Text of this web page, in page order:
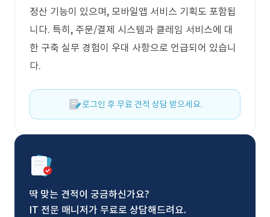
정산 기능이 있으며, 모바일앱 서비스 기획도 포함됩
니다. 특히, 주문/결제 시스템과 클레임 서비스에 대
한 구축 실무 경험이 우대 사항으로 언급되어 있습니
다.
로그인 후 무료 견적 상담 받으세요.
딱 맞는 견적이 궁금하신가요?
IT 전문 매니저가 무료로 상담해드려요.